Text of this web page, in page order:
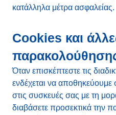
κατάλληλα μέτρα ασφαλείας.
Cookies και
Όταν επισκέπτεστε τις
ενδέχεται να αποθηκεύουμε
στις συσκευές σας με τη
διαβάσετε προσεκτικά την